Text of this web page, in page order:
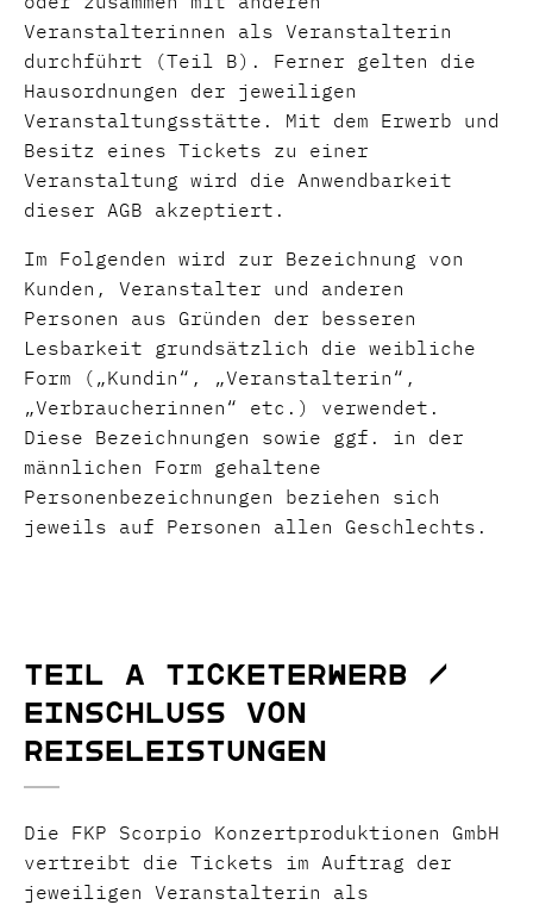
Veranstalterinnen als Veranstalterin
durchführt (Teil B). Ferner gelten die
Hausordnungen der jeweiligen
Veranstaltungsstätte. Mit dem Erwerb und
Besitz eines Tickets zu einer
Veranstaltung wird die Anwendbarkeit
dieser AGB akzeptiert.
Im Folgenden wird zur Bezeichnung von
Kunden, Veranstalter und anderen
Personen aus Gründen der besseren
Lesbarkeit grundsätzlich die weibliche
Form („Kundin“, „Veranstalterin“,
„Verbraucherinnen“ etc.) verwendet.
Diese Bezeichnungen sowie ggf. in der
männlichen Form gehaltene
Personenbezeichnungen beziehen sich
jeweils auf Personen allen Geschlechts.
Teil A Ticketerwerb /
Einschluss von
Reiseleistungen
Die FKP Scorpio Konzertproduktionen GmbH
vertreibt die Tickets im Auftrag der
jeweiligen Veranstalterin als